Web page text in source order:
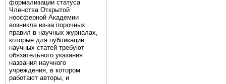
формализации статуса
Членства Открытой
ноосферной Академии
возникла из-за порочных
правил в научных журналах,
которые для публикации
научных статей требуют
обязательного указания
названия научного
учреждения, в котором
работают авторы, и